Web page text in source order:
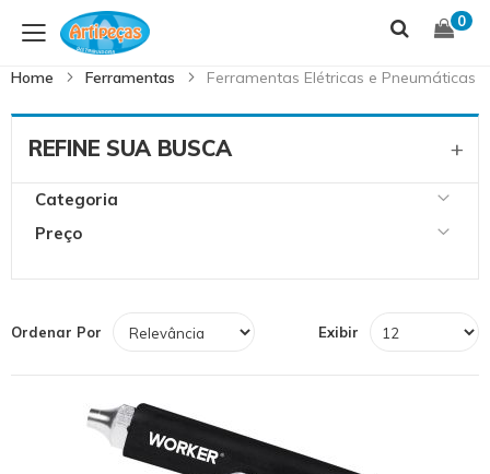
to
0
Home Ferramentas Ferramentas Elétricas e Pneumáticas
Exibir
Ordenar Por
REFINE SUA BUSCA
Categoria
Preço